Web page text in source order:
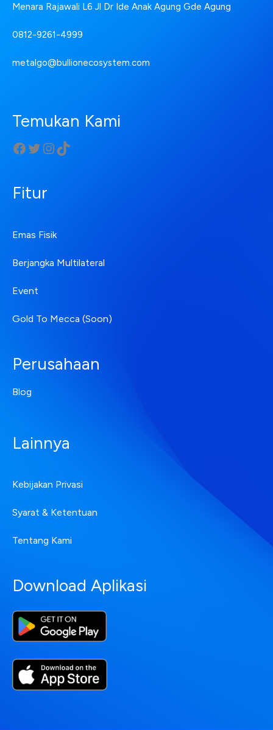
Menara Rajawali L6 Jl Dr Ide Anak Agung Gde Agung
0812-9261-4999
metalgo@bullionecosystem.com
Temukan Kami
Fitur
Emas Fisik
Berjangka Multilateral
Event
Gold To Mecca (Soon)
Perusahaan
Blog
Lainnya
Kebijakan Privasi
Syarat & Ketentuan
Tentang Kami
Download Aplikasi